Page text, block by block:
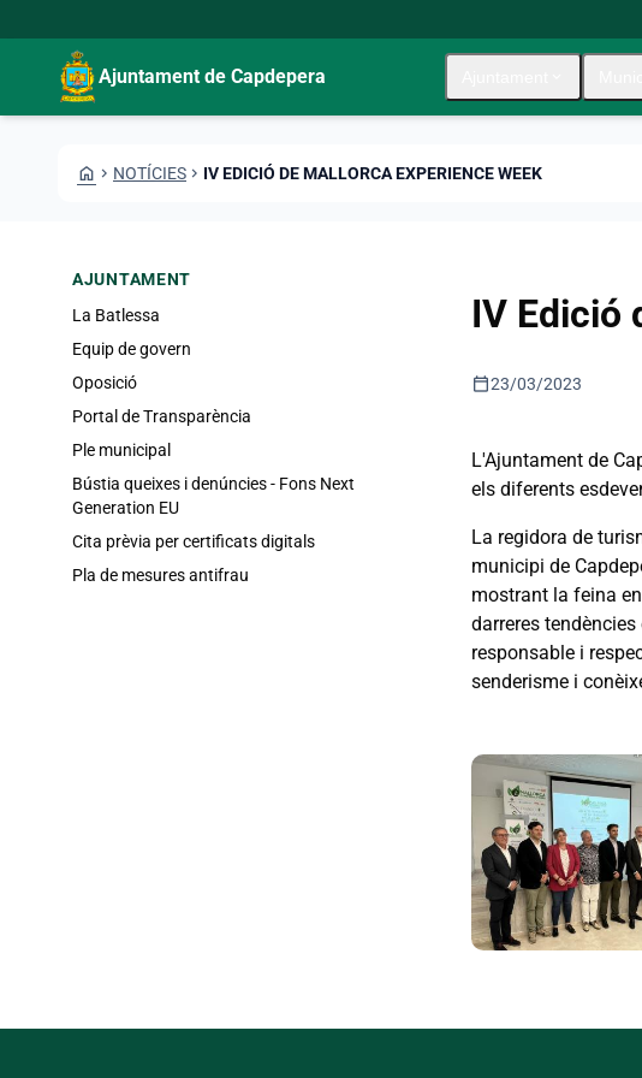
Ajuntament de Capdepera
HOME CHEVRON_RIGHT NOTÍCIES CHEVRON_RIGHT IV EDICIÓ DE MALLORCA EXPERIENCE WEEK
AJUNTAMENT
La Batlessa
Equip de govern
Oposició
Portal de Transparència
Ple municipal
Bústia queixes i denúncies - Fons Next
Generation EU
Cita prèvia per certificats digitals
Pla de mesures antifrau
IV Edició
calendar_today23/03/2023
L'Ajuntament de
els diferents
La regidora de
municipi de
mostrant la feina
darreres
responsable i
senderisme i